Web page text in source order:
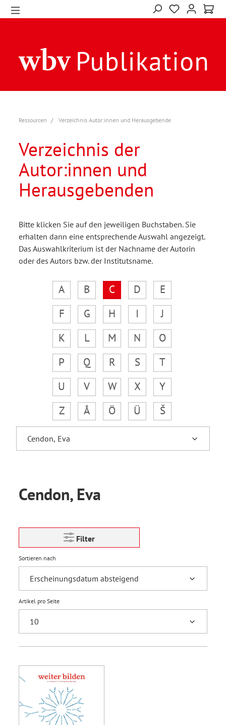
Ressourcen Verzeichnis Autor:innen und Herausgebende
Verzeichnis der
Autor:innen und
Herausgebenden
Bitte klicken Sie auf den jeweiligen Buchstaben. Sie
erhalten dann eine entsprechende Auswahl angezeigt.
Das Auswahlkriterium ist der Nachname der Autorin
oder des Autors bzw. der Institutsname.
A B C D
E
F
G H I
J
K
L M N
O
P
Q R S
T
U
V W X
Y
Z
Å Ö Ü Š
Cendon, Eva
Filter
Sortieren nach
Artikel pro Seite